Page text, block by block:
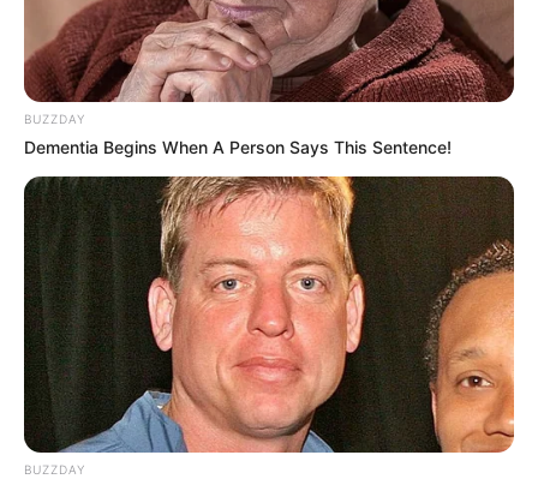
BUZZDAY
Dementia Begins When A Person Says This Sentence!
BUZZDAY